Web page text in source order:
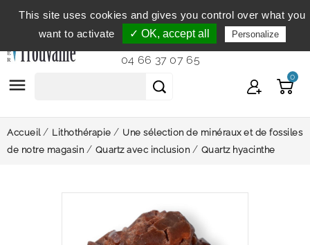
Service clientèle
du lundi au vendredi de 9h à 12h et
de 14h à 18h...
04 66 37 07 65
 0
Accueil Lithothérapie
Une sélection de minéraux et de fossiles
de notre magasin
Quartz avec inclusion Quartz hyacinthe
This site uses cookies and gives you control over what you
want to activate
✓ OK, accept all Personalize